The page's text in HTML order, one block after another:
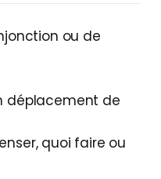
ou de
déplacement de
quoi faire ou